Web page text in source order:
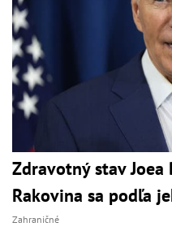
Zdravotný stav
Rakovina sa podľa
Zahraničné